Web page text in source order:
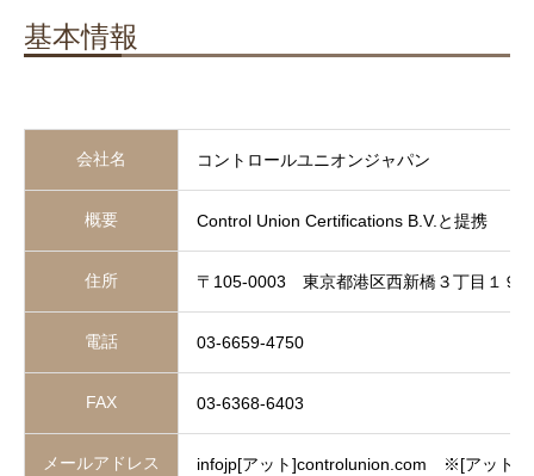
基本情報
会社名 コントロールユニオンジャパン
概要 Control Union Certifications B.V.と提携
住所 〒105-0003 東京都港区西新橋３丁目１９−
電話 03-6659-4750
FAX 03-6368-6403
メールアドレス infojp[アット]controlunion.com ※[アット]